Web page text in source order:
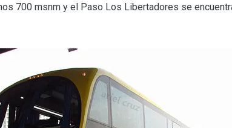
700 msnm y el Paso Los Libertadores se